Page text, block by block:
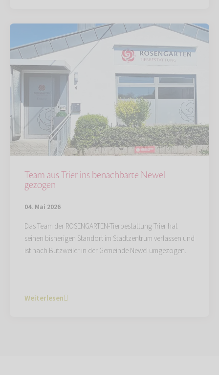
Team aus Trier ins benachbarte Newel
gezogen
04. Mai 2026
Das Team der ROSENGARTEN-Tierbestattung Trier hat
seinen bisherigen Standort im Stadtzentrum verlassen und
ist nach Butzweiler in der Gemeinde Newel umgezogen.
Weiterlesen